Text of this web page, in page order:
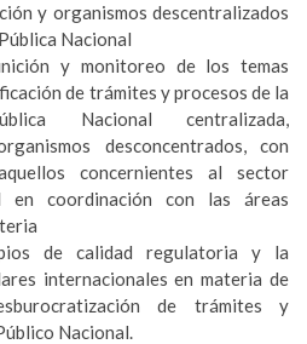
y organismos descentralizados
Nacional
y monitoreo de los temas
de trámites y procesos de la
Nacional centralizada,
desconcentrados, con
concernientes al sector
en coordinación con las áreas
de calidad regulatoria y la
internacionales en materia de
de trámites y
Nacional.